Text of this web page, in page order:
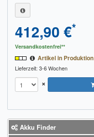
412,90 €*
Versandkostenfrei**
Artikel in Produktion
Lieferzeit: 3-6 Wochen
×
Akku Finder